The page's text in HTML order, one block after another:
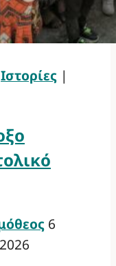
Ιστορίες |
6